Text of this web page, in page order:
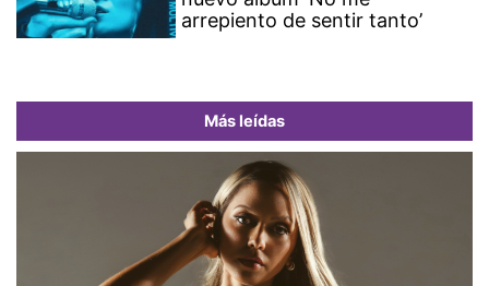
arrepiento de sentir tanto’
Más leídas